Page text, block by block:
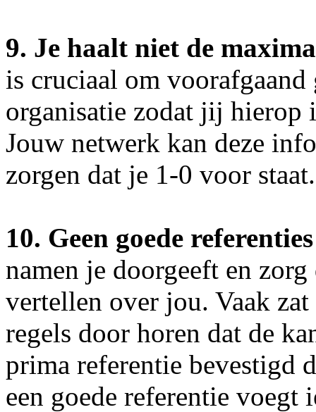
9. Je haalt niet de
is cruciaal om voorafgaand
organisatie zodat jij hierop
Jouw netwerk kan deze
zorgen dat je 1-0 voor staat.
10. Geen goede referenties
namen je doorgeeft en
vertellen over jou. Vaak
regels door horen dat de
prima referentie bevestigd
een goede referentie